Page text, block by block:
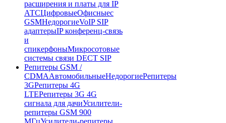
расширения и платы для IP
АТСЦифровыеОфисныес
GSMНедорогиеVoIP SIP
адаптерыIP конференц-связь
и
спикерфоныМикросотовые
системы связи DECT SIP
Репитеры GSM /
CDMAАвтомобильныеНедорогиеРепитеры
3GРепитеры 4G
LTEРепитеры 3G 4G
сигнала для дачиУсилители-
репитеры GSM 900
МГцУсилители-репитеры